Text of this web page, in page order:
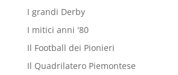
I grandi Derby
I mitici anni '80
Il Football dei Pionieri
Il Quadrilatero Piemontese